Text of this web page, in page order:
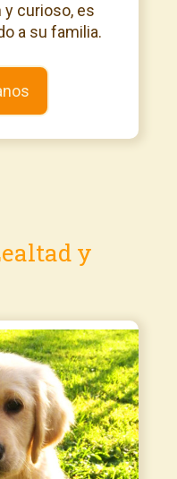
curioso, es
a su familia.
y